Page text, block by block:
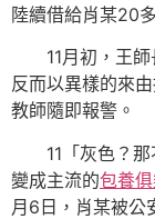
陸續借給肖某20
11月初，王
反而以異樣的來
教師隨即報警。
11「灰色？
變成主流的包養
月6日，肖某被公